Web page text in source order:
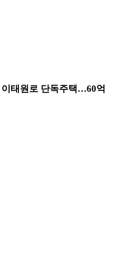
태원로 단독주택…60억